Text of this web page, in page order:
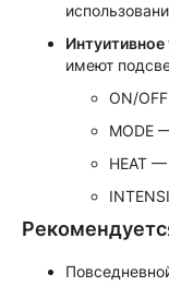
Интуитивное
имеют
ON/
MODE
HEAT